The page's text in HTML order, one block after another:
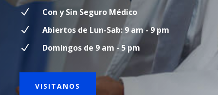
N
Con y Sin Seguro Médico
N
Abiertos de Lun-Sab: 9 am - 9 pm
N
Domingos de 9 am - 5 pm
VISITANOS